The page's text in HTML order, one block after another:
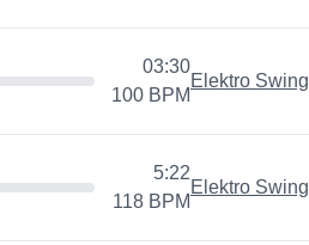
03:30
100 BPM
Elektro Swing
5:22
118 BPM
Elektro Swing